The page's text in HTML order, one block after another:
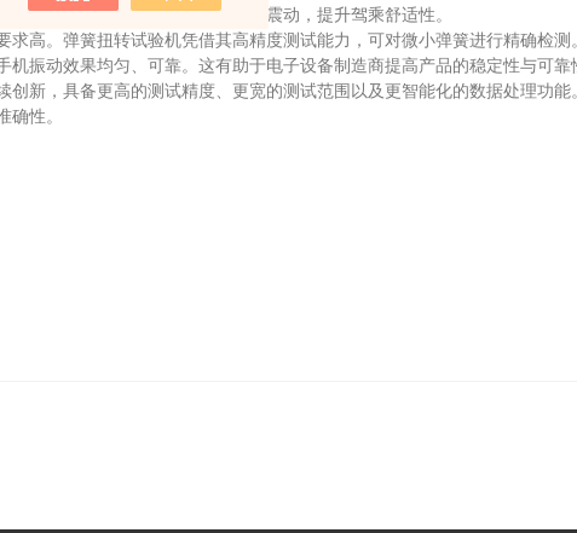
行驶时，悬挂系统能更好地缓冲震动，提升驾乘舒适性。
。弹簧扭转试验机凭借其高精度测试能力，可对微小弹簧进行精确检测
振动效果均匀、可靠。这有助于电子设备制造商提高产品的稳定性与可靠
，具备更高的测试精度、更宽的测试范围以及更智能化的数据处理功能
性。